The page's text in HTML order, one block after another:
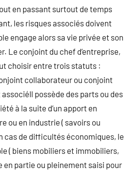
en passant surtout de temps
les risques associés doivent
engage alors sa vie privée et son
Le conjoint du chef d’entreprise,
choisir entre trois statuts :
collaborateur ou conjoint
possède des parts ou des
à la suite d’un apport en
ou en industrie ( savoirs ou
cas de difficultés économiques, le
( biens mobiliers et immobiliers,
en partie ou pleinement saisi pour